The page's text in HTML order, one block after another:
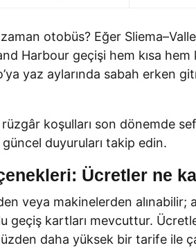
otobüs? Eğer
Harbour geçişi hem kısa
yaz aylarında sabah erken
koşulları son dönemde
duyuruları takip edin.
Ücretler ne
veya makinelerden alınabilir;
geçiş kartları mevcuttur.
daha yüksek bir tarife ile